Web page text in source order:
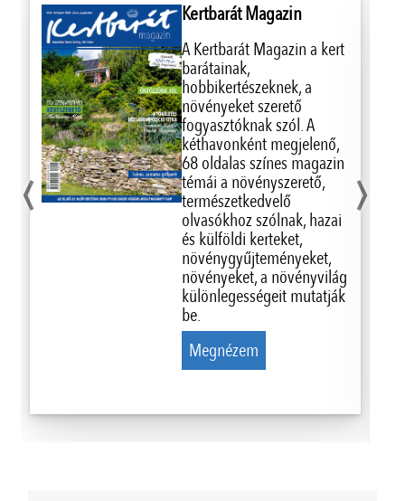
Kertbarát Magazin
A Kertbarát Magazin a kert
barátainak,
hobbikertészeknek, a
növényeket szerető
fogyasztóknak szól. A
kéthavonként megjelenő,
68 oldalas színes magazin
témái a növényszerető,
természetkedvelő
olvasókhoz szólnak, hazai
és külföldi kerteket,
növénygyűjteményeket,
növényeket, a növényvilág
különlegességeit mutatják
be.
Megnézem
‹ ›